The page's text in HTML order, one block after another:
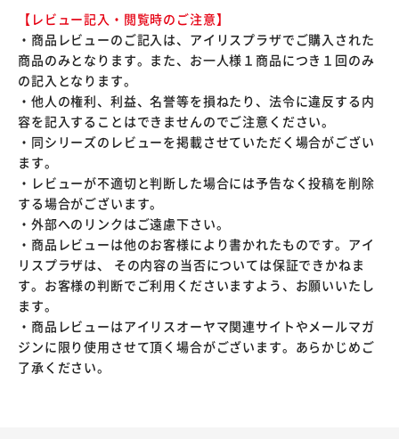
【レビュー記入・閲覧時のご注意】
・商品レビューのご記入は、アイリスプラザでご購入された
商品のみとなります。また、お一人様１商品につき１回のみ
の記入となります。
・他人の権利、利益、名誉等を損ねたり、法令に違反する内
容を記入することはできませんのでご注意ください。
・同シリーズのレビューを掲載させていただく場合がござい
ます。
・レビューが不適切と判断した場合には予告なく投稿を削除
する場合がございます。
・外部へのリンクはご遠慮下さい。
・商品レビューは他のお客様により書かれたものです。アイ
リスプラザは、 その内容の当否については保証できかねま
す。お客様の判断でご利用くださいますよう、お願いいたし
ます。
・商品レビューはアイリスオーヤマ関連サイトやメールマガ
ジンに限り使用させて頂く場合がございます。あらかじめご
了承ください。